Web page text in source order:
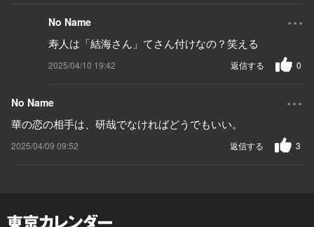
No Name ...
寿人は「結海さん」てさん付けなの？笑える
2025/04/10 19:42 0
返信する
No Name ...
華の恋の相手は、研哉でなければどうでもいい。
2025/04/09 09:52 3
返信する